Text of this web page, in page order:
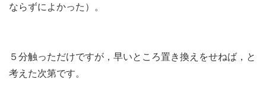
ならずによかった）。
５分触っただけですが，早いところ置き換えをせねば，と
考えた次第です。